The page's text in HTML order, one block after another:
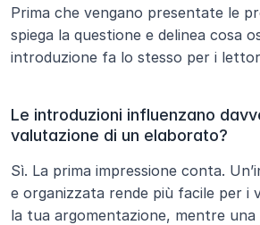
Prima che vengano presentate le
spiega la questione e delinea cosa
introduzione fa lo stesso per i
Le introduzioni influenzano
valutazione di un elaborato?
Sì. La prima impressione conta.
e organizzata rende più facile per i
la tua argomentazione, mentre una